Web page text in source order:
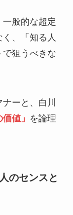
般的な超定
、「知る人
狙うべきな
ーと、白川
値」 を論理
のセンスと